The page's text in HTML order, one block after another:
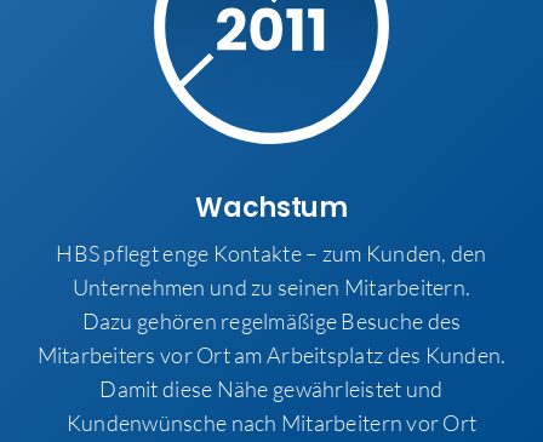
Wachstum
HBS pflegt enge Kontakte – zum Kunden, den
Unternehmen und zu seinen Mitarbeitern.
Dazu gehören regelmäßige Besuche des
Mitarbeiters vor Ort am Arbeitsplatz des Kunden.
Damit diese Nähe gewährleistet und
Kundenwünsche nach Mitarbeitern vor Ort